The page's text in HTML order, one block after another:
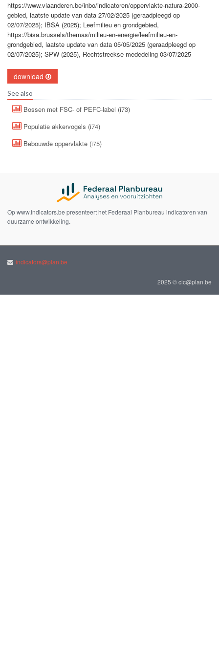
https://www.vlaanderen.be/inbo/indicatoren/oppervlakte-natura-2000-
gebied, laatste update van data 27/02/2025 (geraadpleegd op
02/07/2025); IBSA (2025); Leefmilieu en grondgebied,
https://bisa.brussels/themas/milieu-en-energie/leefmilieu-en-
grondgebied, laatste update van data 05/05/2025 (geraadpleegd op
02/07/2025); SPW (2025), Rechtstreekse mededeling 03/07/2025
download
See also
Bossen met FSC- of PEFC-label (i73)
Populatie akkervogels (i74)
Bebouwde oppervlakte (i75)
Op www.indicators.be presenteert het Federaal Planbureau indicatoren van
duurzame ontwikkeling.
indicators@plan.be
2025 © cic@plan.be